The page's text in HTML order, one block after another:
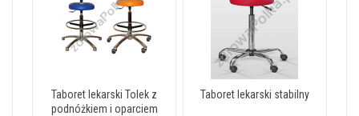
Taboret lekarski Tolek z
podnóżkiem i oparciem
Taboret lekarski stabilny